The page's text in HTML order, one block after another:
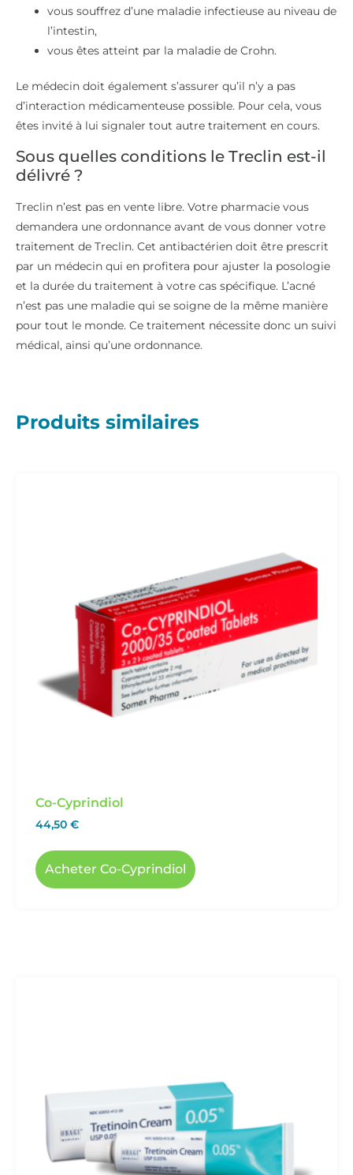
vous souffrez d’une maladie infectieuse au niveau de
l’intestin,
vous êtes atteint par la maladie de Crohn.
Le médecin doit également s’assurer qu’il n’y a pas
d’interaction médicamenteuse possible. Pour cela, vous
êtes invité à lui signaler tout autre traitement en cours.
Sous quelles conditions le Treclin est-il
délivré ?
Treclin n’est pas en vente libre. Votre pharmacie vous
demandera une ordonnance avant de vous donner votre
traitement de Treclin. Cet antibactérien doit être prescrit
par un médecin qui en profitera pour ajuster la posologie
et la durée du traitement à votre cas spécifique. L’acné
n’est pas une maladie qui se soigne de la même manière
pour tout le monde. Ce traitement nécessite donc un suivi
médical, ainsi qu’une ordonnance.
Produits similaires
Co-Cyprindiol
44,50 €
Acheter Co-Cyprindiol